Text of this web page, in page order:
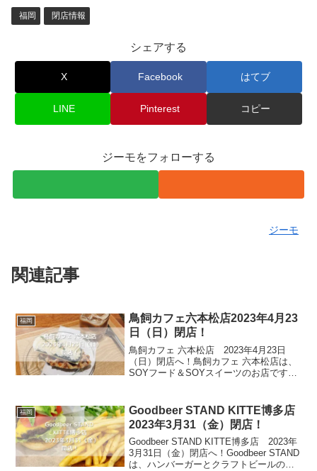
福岡 閉店情報
シェアする
X Facebook はてブ
LINE Pinterest コピー
ジーモをフォローする
ジーモ
関連記事
福岡
鳥飼カフェ六本松店2023年4月23
日（日）閉店！
鳥飼カフェ 六本松店 2023年4月23日
（日）閉店へ！鳥飼カフェ 六本松店は、
SOYフード＆SOYスイーツのお店です。
る、新鮮で最上級の濃厚な豆乳、おか
ら、豆腐を使用...
福岡
Goodbeer STAND KITTE博多店
2023年3月31（金）閉店！
Goodbeer STAND KITTE博多店 2023年
3月31日（金）閉店へ！Goodbeer STAND
は、ハンバーガーとクラフトビールのお